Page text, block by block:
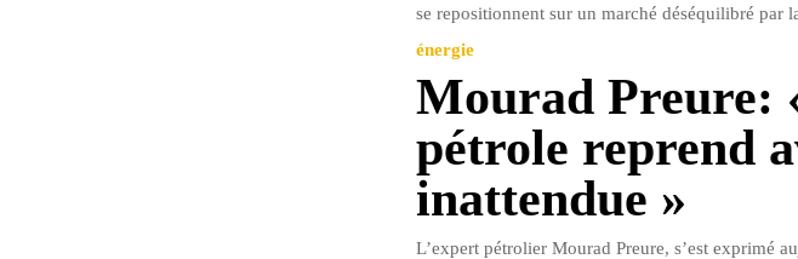
se repositionnent sur un marché déséquilibré par
énergie
Mourad Preure:
pétrole reprend
inattendue »
L’expert pétrolier Mourad Preure, s’est exprimé